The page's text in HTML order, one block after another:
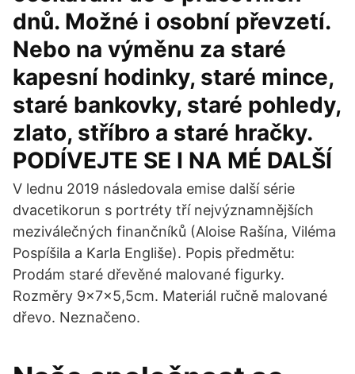
dnů. Možné i osobní převzetí.
Nebo na výměnu za staré
kapesní hodinky, staré mince,
staré bankovky, staré pohledy,
zlato, stříbro a staré hračky.
PODÍVEJTE SE I NA MÉ DALŠÍ
V lednu 2019 následovala emise další série
dvacetikorun s portréty tří nejvýznamnějších
meziválečných finančníků (Aloise Rašína, Viléma
Pospíšila a Karla Engliše). Popis předmětu:
Prodám staré dřevěné malované figurky.
Rozměry 9x7x5,5cm. Materiál ručně malované
dřevo. Neznačeno.